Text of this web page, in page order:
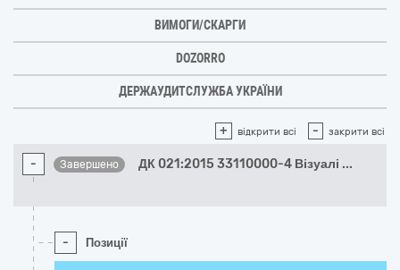
ВИМОГИ/СКАРГИ
DOZORRO
ДЕРЖАУДИТСЛУЖБА УКРАЇНИ
+ відкрити всі - закрити всі
- Завершено ДК 021:2015 33110000-4 Візуалі ...
- Позиції